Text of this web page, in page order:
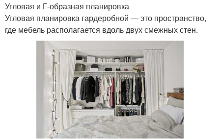
Угловая и Г-образная планировка
Угловая планировка гардеробной — это пространство,
где мебель располагается вдоль двух смежных стен.